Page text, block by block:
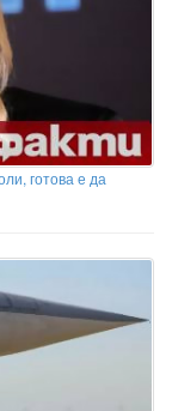
готова е да